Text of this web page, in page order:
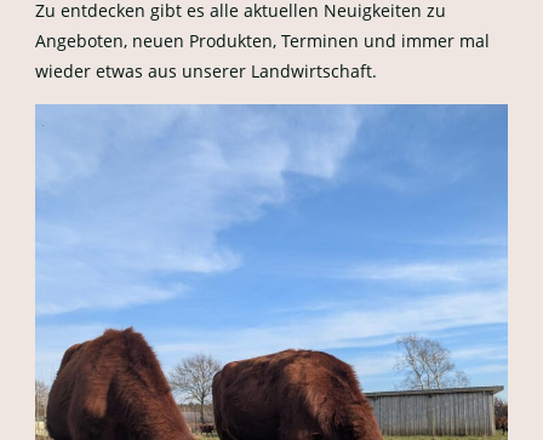
Zu entdecken gibt es alle aktuellen Neuigkeiten zu
Angeboten, neuen Produkten, Terminen und immer mal
wieder etwas aus unserer Landwirtschaft.